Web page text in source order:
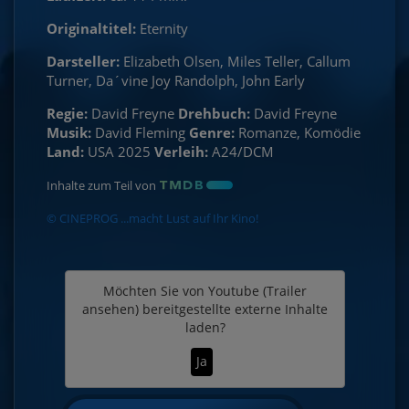
Originaltitel: Eternity
Darsteller: Elizabeth Olsen, Miles Teller, Callum
Turner, Da´vine Joy Randolph, John Early
Regie: David Freyne Drehbuch: David Freyne
Musik: David Fleming Genre: Romanze, Komödie
Land: USA 2025 Verleih: A24/DCM
Inhalte zum Teil von
© CINEPROG ...macht Lust auf Ihr Kino!
Möchten Sie von Youtube (Trailer
ansehen) bereitgestellte externe Inhalte
laden?
Ja